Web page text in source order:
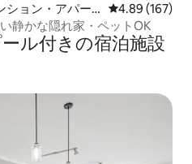
ション・アパー
レビュー167
4.89 (167)
静かな隠れ家・ペットOK
ル付きの宿泊施設